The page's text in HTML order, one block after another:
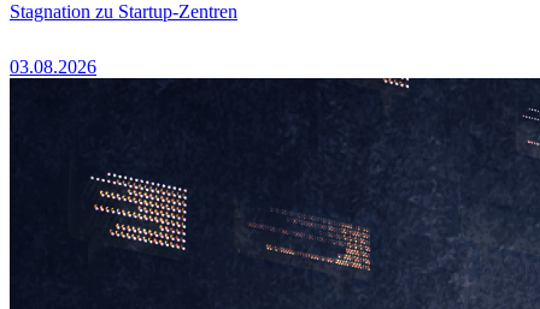
Stagnation zu Startup-Zentren
03.08.2026